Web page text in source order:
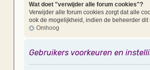
Wat doet "verwijder alle forum cookies"?
Verwijder alle forum cookies zorgt dat alle
ook de mogelijkheid, indien de beheerder
Omhoog
Gebruikers voorkeuren en